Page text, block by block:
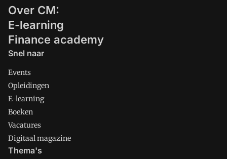
Over CM:
E-learning
Finance academy
Snel naar
Events
Opleidingen
E-learning
Boeken
Vacatures
Digitaal magazine
Thema's